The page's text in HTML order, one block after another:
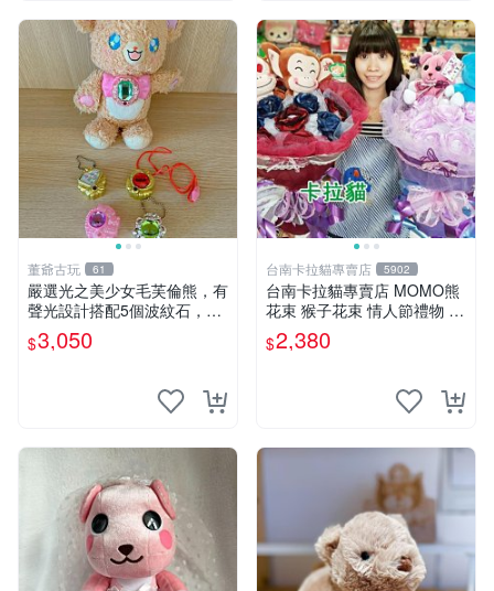
董爺古玩 61
嚴選光之美少女毛芙倫熊，有
聲光設計搭配5個波紋石，成
色完美如圖。爽快附電池，讓
愛心不打折扣。 光之美少女
$3,050
台南卡拉貓專賣店 5902
台南卡拉貓專賣店 MOMO熊
花束 猴子花束 情人節禮物 二
選一 可繡字 可今天寄明天到
$2,380